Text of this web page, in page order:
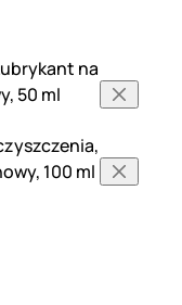
na
50 ml
100 ml